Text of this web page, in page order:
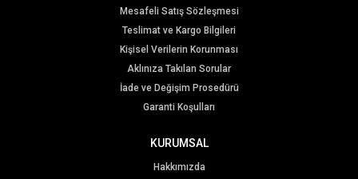
Mesafeli Satış Sözleşmesi
Teslimat ve Kargo Bilgileri
Kişisel Verilerin Korunması
Aklınıza Takılan Sorular
İade ve Değişim Prosedürü
Garanti Koşulları
KURUMSAL
Hakkımızda